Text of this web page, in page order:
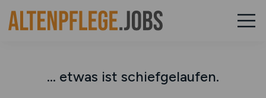
... etwas ist schiefgelaufen.